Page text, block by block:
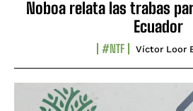
Noboa relata las trabas
Ecuador
#NTF Víctor Loor